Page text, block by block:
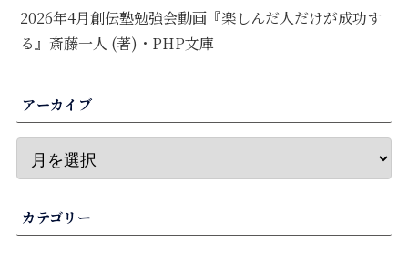
2026年4月創伝塾勉強会動画『楽しんだ人だけが成功す
る』斎藤一人 (著)・PHP文庫
アーカイブ
カテゴリー